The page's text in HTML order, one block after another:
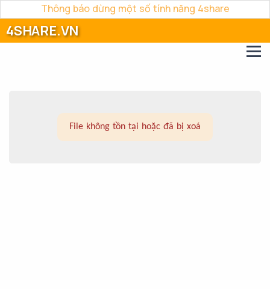
Thông báo dừng một số tính năng 4share
4SHARE.VN
File không tồn tại hoặc đã bị xoá